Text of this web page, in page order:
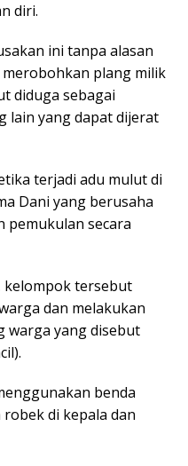
diri.
ini tanpa alasan
plang milik
diduga sebagai
lain yang dapat dijerat
terjadi adu mulut di
Dani yang berusaha
pemukulan secara
kelompok tersebut
dan melakukan
warga yang disebut
benda
di kepala dan